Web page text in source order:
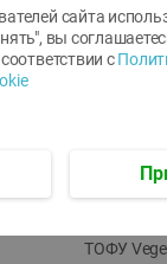
ТОФУ
сайта
вы
с